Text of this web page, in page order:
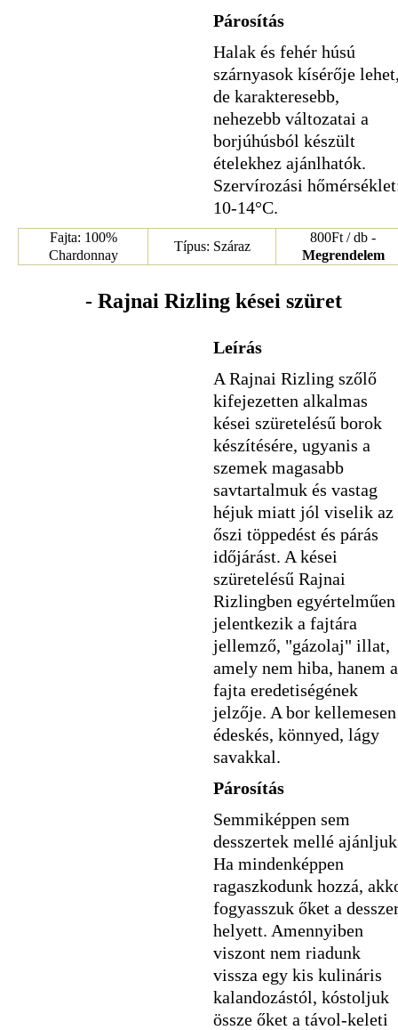
Párosítás
Halak és fehér húsú
szárnyasok kísérője
de karakteresebb,
nehezebb változatai a
borjúhúsból készült
ételekhez ajánlhatók.
Szervírozási
10-14°C.
Fajta: 100%
Chardonnay
Típus: Száraz
800Ft / db -
Megrendelem
- Rajnai Rizling kései szüret
Leírás
A Rajnai Rizling szőlő
kifejezetten alkalmas
kései szüretelésű borok
készítésére, ugyanis a
szemek magasabb
savtartalmuk és vastag
héjuk miatt jól viselik az
őszi töppedést és párás
időjárást. A kései
szüretelésű Rajnai
Rizlingben egyértelműen
jelentkezik a fajtára
jellemző, "gázolaj" illat,
amely nem hiba, hanem a
fajta eredetiségének
jelzője. A bor kellemesen
édeskés, könnyed, lágy
savakkal.
Párosítás
Semmiképpen sem
desszertek mellé
Ha mindenképpen
ragaszkodunk hozzá,
fogyasszuk őket a
helyett. Amennyiben
viszont nem riadunk
vissza egy kis kulináris
kalandozástól, kóstoljuk
össze őket a távol-keleti